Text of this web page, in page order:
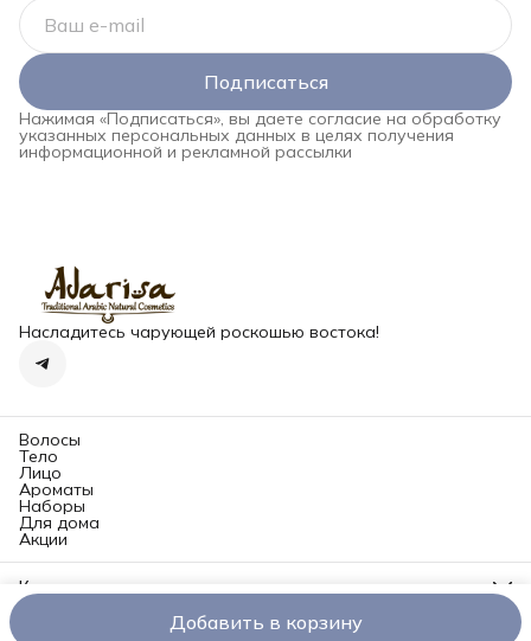
Добавить в корзину
Подписаться
Нажимая «Подписаться», вы даете согласие на обработку
указанных персональных данных в целях получения
информационной и рекламной рассылки
Насладитесь чарующей роскошью востока!
Волосы
Тело
Лицо
Ароматы
Наборы
Для дома
Акции
Контакты
Долгопрудненское шоссе, 3А, Москва, пом. 219